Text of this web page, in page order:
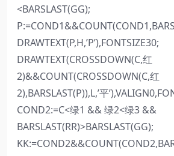
<BARSLAST(GG);
DRAWTEXT(P,H,’P’),FONTSIZE30;
DRAWTEXT(CROSSDOWN(C,红
2)&&COUNT(CROSSDOWN(C,红
2),BARSLAST(P)),L,’平
COND2:=C<绿1 && 绿2<绿3 &&
BARSLAST(RR)>BARSLAST(GG);